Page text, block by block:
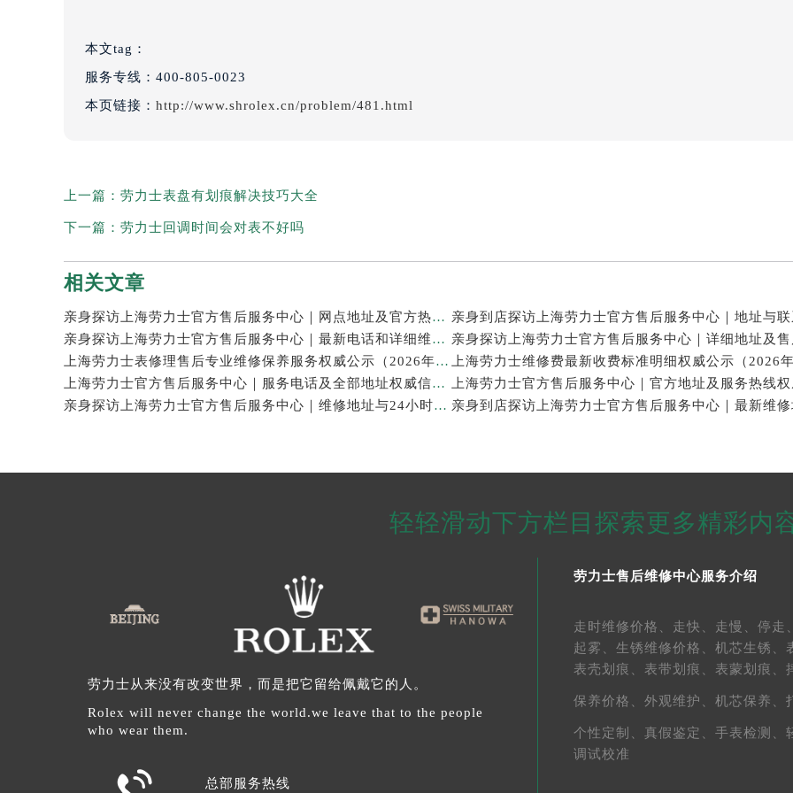
本文tag：
服务专线： 400-805-0023
本页链接： http://www.shrolex.cn/problem/481.html
上一篇： 劳力士表盘有划痕解决技巧大全
下一篇： 劳力士回调时间会对表不好吗
相关文章
亲身探访上海劳力士官方售后服务中心｜网点地址及官方热线（2026年7月最新）
亲身探访上海劳力士官方售后服务中心｜最新电话和详细维修地址（2026年7月最新）
上海劳力士表修理售后专业维修保养服务权威公示（2026年7月最新）
上海劳力士官方售后服务中心｜服务电话及全部地址权威信息公示（2026年7月最新）
亲身探访上海劳力士官方售后服务中心｜维修地址与24小时服务电话（2026年7月最新）
轻轻滑动下方栏目探索更多精彩内
劳力士从来没有改变世界，而是把它留给佩戴它的人。
Rolex will never change the world.we leave that to the people
who wear them.
总部服务热线
劳力士售后维修中心服务介绍
走时维修价格、 走快、 走慢、 停走、
起雾、 生锈维修价格、 机芯生锈、
表壳划痕、 表带划痕、 表蒙划痕、
保养价格、 外观维护、 机芯保养、
个性定制、 真假鉴定、 手表检测、
调试校准